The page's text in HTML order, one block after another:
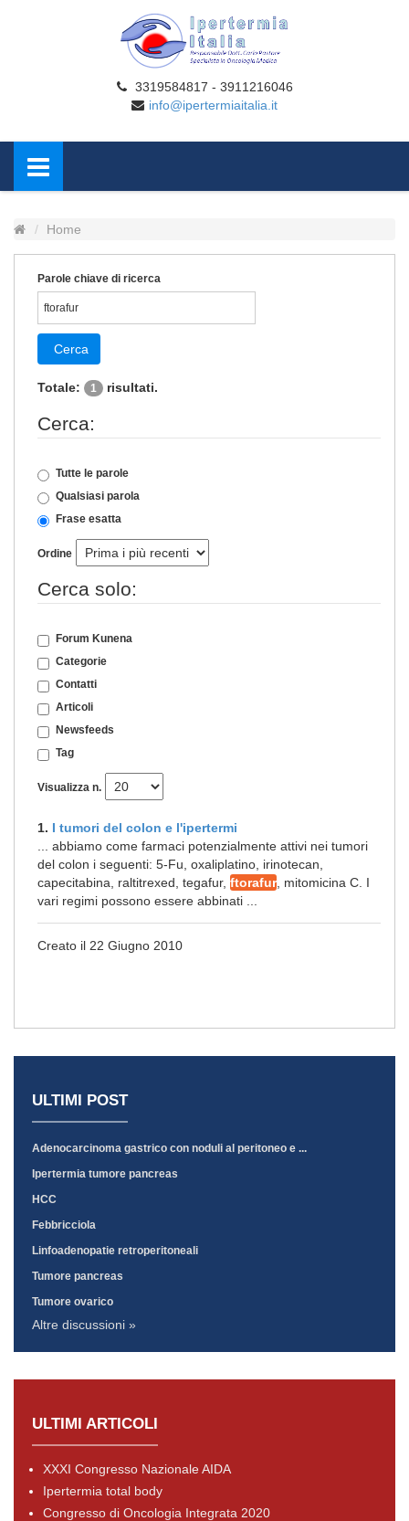
3319584817 - 3911216046
info@ipertermiaitalia.it
Home
Parole chiave di ricerca
Cerca
Totale: 1 risultati.
Cerca:
Tutte le parole
Qualsiasi parola
Frase esatta
Ordine
Cerca solo:
Forum Kunena
Categorie
Contatti
Articoli
Newsfeeds
Tag
Visualizza n.
1. I tumori del colon e l'ipertermi
... abbiamo come farmaci potenzialmente attivi nei tumori
del colon i seguenti: 5-Fu, oxaliplatino, irinotecan,
capecitabina, raltitrexed, tegafur, ftorafur , mitomicina C. I
vari regimi possono essere abbinati ...
Creato il 22 Giugno 2010
ULTIMI POST
Adenocarcinoma gastrico con noduli al peritoneo e ...
Ipertermia tumore pancreas
HCC
Febbricciola
Linfoadenopatie retroperitoneali
Tumore pancreas
Tumore ovarico
Altre discussioni »
ULTIMI ARTICOLI
XXXI Congresso Nazionale AIDA
Ipertermia total body
Congresso di Oncologia Integrata 2020